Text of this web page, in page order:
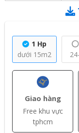
1 Hp
dưới 15m2
Giao hàng
Free khu vực
tphcm